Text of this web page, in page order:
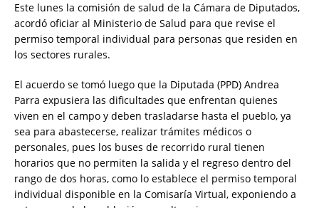
Este lunes la comisión de salud de la Cámara de Diputados,
acordó oficiar al Ministerio de Salud para que revise el
permiso temporal individual para personas que residen en
los sectores rurales.
El acuerdo se tomó luego que la Diputada (PPD) Andrea
Parra expusiera las dificultades que enfrentan quienes
viven en el campo y deben trasladarse hasta el pueblo, ya
sea para abastecerse, realizar trámites médicos o
personales, pues los buses de recorrido rural tienen
horarios que no permiten la salida y el regreso dentro del
rango de dos horas, como lo establece el permiso temporal
individual disponible en la Comisaría Virtual, exponiendo a